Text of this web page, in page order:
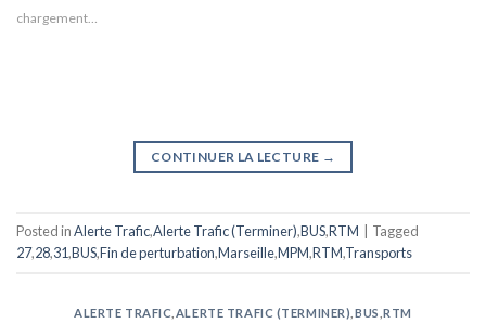
chargement…
CONTINUER LA LECTURE →
Posted inAlerte Trafic,Alerte Trafic (Terminer),BUS,RTM
Tagged
27,28,31,BUS,Fin de perturbation,Marseille,MPM,RTM,Transports
ALERTE TRAFIC ALERTE TRAFIC (TERMINER) BUS ,RTM